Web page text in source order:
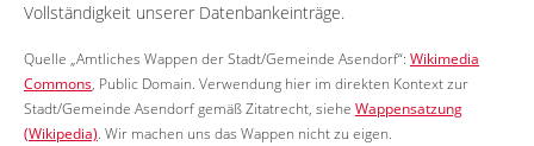
Vollständigkeit unserer Datenbankeinträge.
Quelle „Amtliches Wappen der Stadt/Gemeinde Asendorf“: Wikimedia
Commons, Public Domain. Verwendung hier im direkten Kontext zur
Stadt/Gemeinde Asendorf gemäß Zitatrecht, siehe Wappensatzung
(Wikipedia). Wir machen uns das Wappen nicht zu eigen.